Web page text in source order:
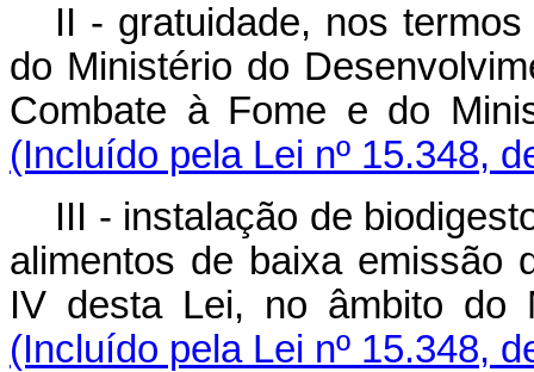
II - gratuidade, nos
do Ministério do
Combate à Fome e do
(Incluído pela Lei nº 15.348,
III - instalação de
alimentos de baixa emissão
IV desta Lei, no âmbito
(Incluído pela Lei nº 15.348,